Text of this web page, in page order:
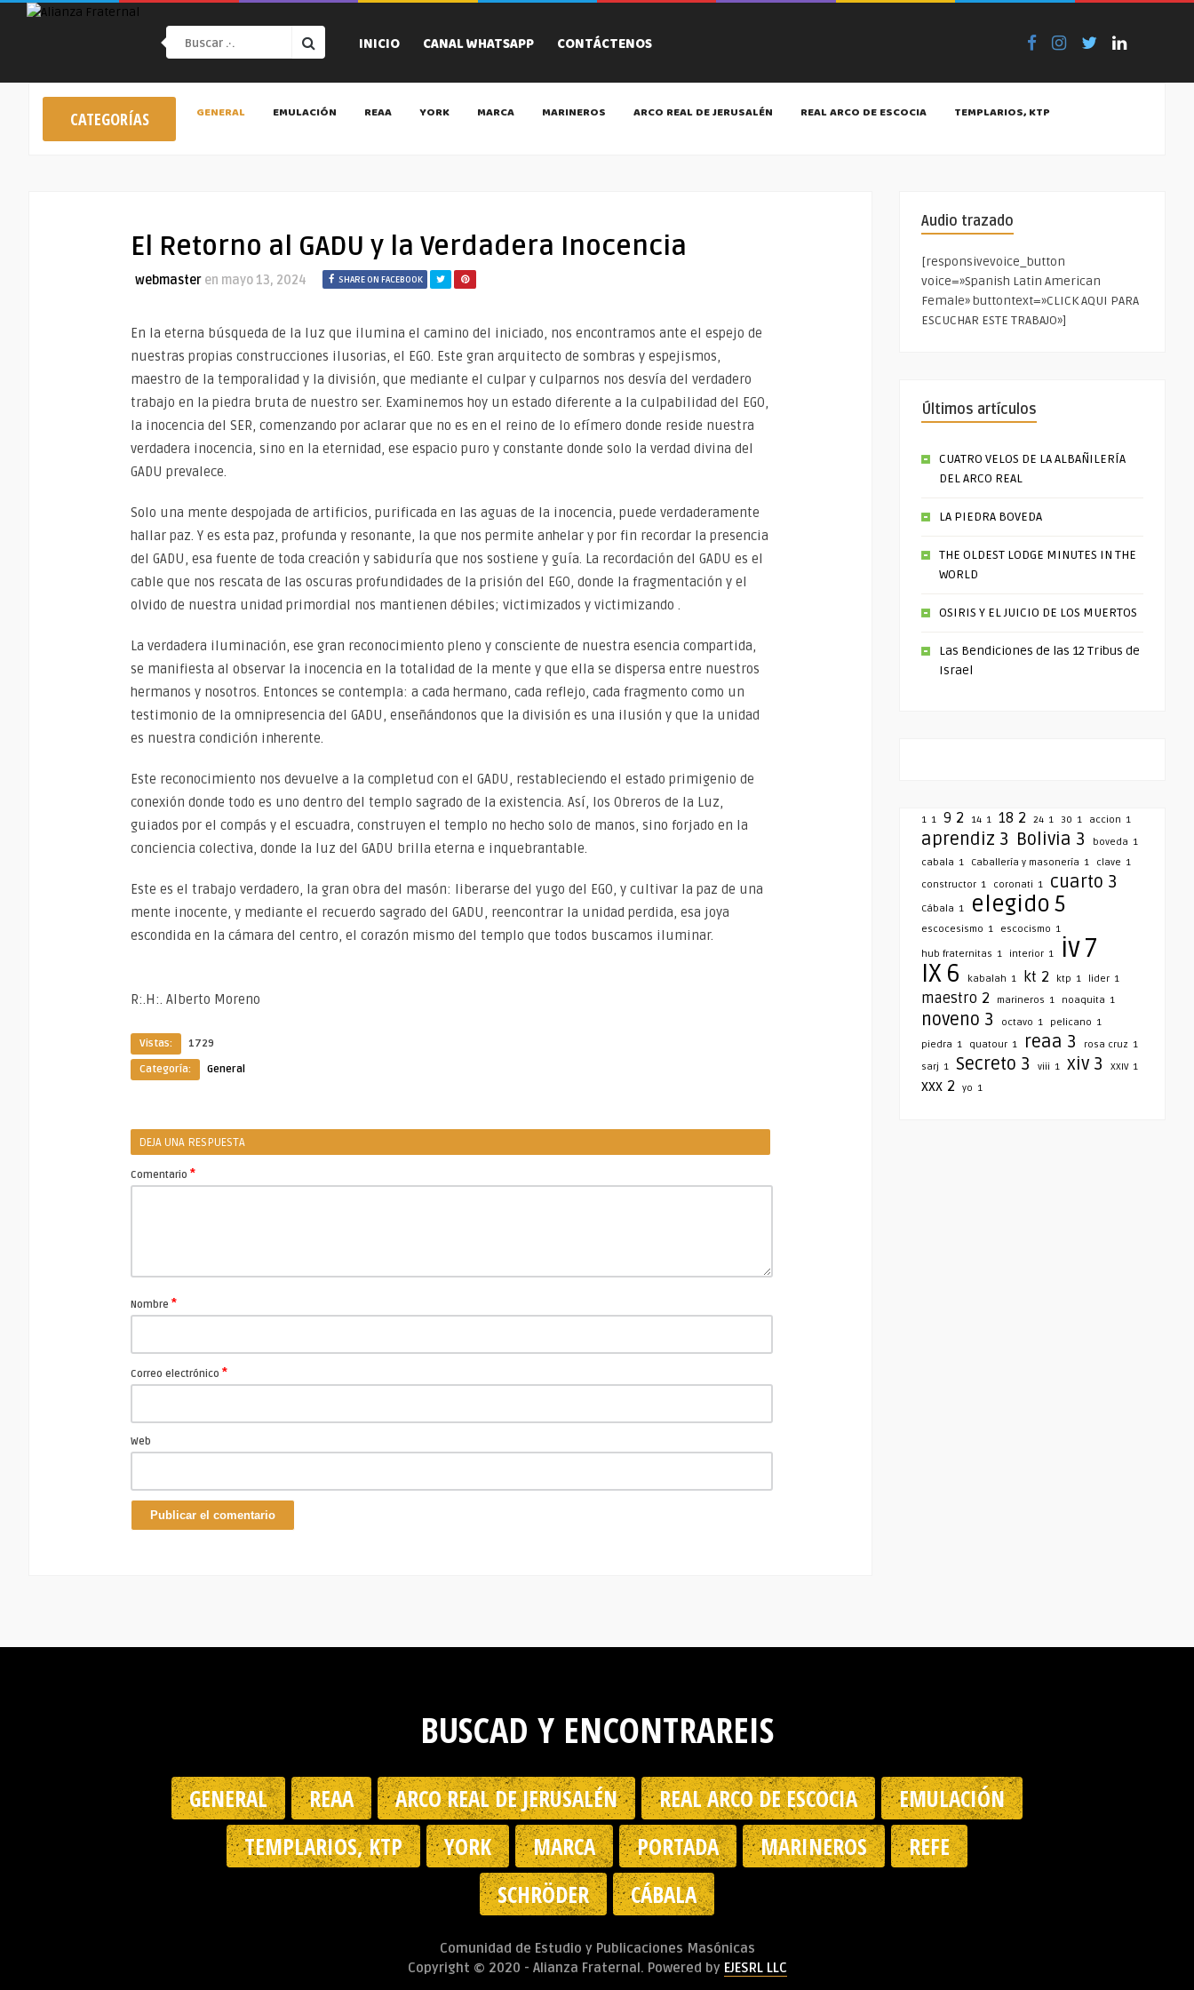
INICIO CANAL WHATSAPP CONTÁCTENOS
CATEGORÍAS GENERAL EMULACIÓN REAA YORK MARCA MARINEROS ARCO REAL DE JERUSALÉN REAL ARCO DE ESCOCIA TEMPLARIOS, KTP
El Retorno al GADU y la Verdadera Inocencia
webmaster en mayo 13, 2024 SHARE ON FACEBOOK
En la eterna búsqueda de la luz que ilumina el camino del iniciado, nos encontramos ante el espejo de
nuestras propias construcciones ilusorias, el EGO. Este gran arquitecto de sombras y espejismos,
maestro de la temporalidad y la división, que mediante el culpar y culparnos nos desvía del verdadero
trabajo en la piedra bruta de nuestro ser. Examinemos hoy un estado diferente a la culpabilidad del EGO,
la inocencia del SER, comenzando por aclarar que no es en el reino de lo efímero donde reside nuestra
verdadera inocencia, sino en la eternidad, ese espacio puro y constante donde solo la verdad divina del
GADU prevalece.
Solo una mente despojada de artificios, purificada en las aguas de la inocencia, puede verdaderamente
hallar paz. Y es esta paz, profunda y resonante, la que nos permite anhelar y por fin recordar la presencia
del GADU, esa fuente de toda creación y sabiduría que nos sostiene y guía. La recordación del GADU es el
cable que nos rescata de las oscuras profundidades de la prisión del EGO, donde la fragmentación y el
olvido de nuestra unidad primordial nos mantienen débiles; victimizados y victimizando .
La verdadera iluminación, ese gran reconocimiento pleno y consciente de nuestra esencia compartida,
se manifiesta al observar la inocencia en la totalidad de la mente y que ella se dispersa entre nuestros
hermanos y nosotros. Entonces se contempla: a cada hermano, cada reflejo, cada fragmento como un
testimonio de la omnipresencia del GADU, enseñándonos que la división es una ilusión y que la unidad
es nuestra condición inherente.
Este reconocimiento nos devuelve a la completud con el GADU, restableciendo el estado primigenio de
conexión donde todo es uno dentro del templo sagrado de la existencia. Así, los Obreros de la Luz,
guiados por el compás y el escuadra, construyen el templo no hecho solo de manos, sino forjado en la
conciencia colectiva, donde la luz del GADU brilla eterna e inquebrantable.
Este es el trabajo verdadero, la gran obra del masón: liberarse del yugo del EGO, y cultivar la paz de una
mente inocente, y mediante el recuerdo sagrado del GADU, reencontrar la unidad perdida, esa joya
escondida en la cámara del centro, el corazón mismo del templo que todos buscamos iluminar.
R:.H:. Alberto Moreno
Vistas:
1729
Categoría:
General
DEJA UNA RESPUESTA
Comentario *
Nombre *
Correo electrónico *
Web
Audio trazado
[responsivevoice_button
voice=»Spanish Latin American
Female» buttontext=»CLICK AQUI PARA
ESCUCHAR ESTE TRABAJO»]
Últimos artículos
CUATRO VELOS DE LA ALBAÑILERÍA
DEL ARCO REAL
LA PIEDRA BOVEDA
THE OLDEST LODGE MINUTES IN THE
WORLD
OSIRIS Y EL JUICIO DE LOS MUERTOS
Las Bendiciones de las 12 Tribus de
Israel
1 1 9 2 14 1 18 2 24 1 30 1 accion 1
aprendiz 3 Bolivia 3 boveda 1
cabala 1 Caballería y masonería 1 clave 1
constructor 1 coronati 1 cuarto 3
Cábala 1 elegido5
escocesismo 1 escocismo 1
hub fraternitas 1 interior 1 iv7
IX 6 kabalah 1 kt 2 ktp 1 lider 1
maestro 2 marineros 1 noaquita 1
noveno 3 octavo 1 pelicano 1
piedra 1 quatour 1 reaa 3 rosa cruz 1
sarj 1 Secreto 3 viii 1 xiv 3 XXIV 1
xxx 2 yo 1
BUSCAD Y ENCONTRAREIS
GENERAL REAA ARCO REAL DE JERUSALÉN REAL ARCO DE ESCOCIA
EMULACIÓN
TEMPLARIOS, KTP
YORK MARCA PORTADA MARINEROS
REFE
SCHRÖDER
CÁBALA
Comunidad de Estudio y Publicaciones Masónicas
Copyright © 2020 - Alianza Fraternal. Powered by EJESRL LLC